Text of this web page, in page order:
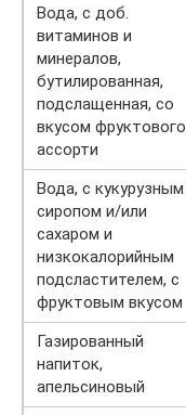
Вода, с доб.
витаминов и
минералов,
бутилированная,
подслащенная, со
вкусом фруктового
ассорти
Вода, с кукурузным
сиропом и/или
сахаром и
низкокалорийным
подсластителем, с
фруктовым вкусом
Газированный
напиток,
апельсиновый